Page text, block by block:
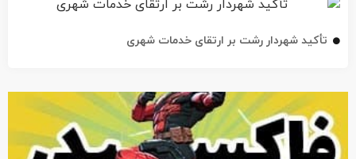
تأکید شهردار رشت بر ارتقای خدمات شهری